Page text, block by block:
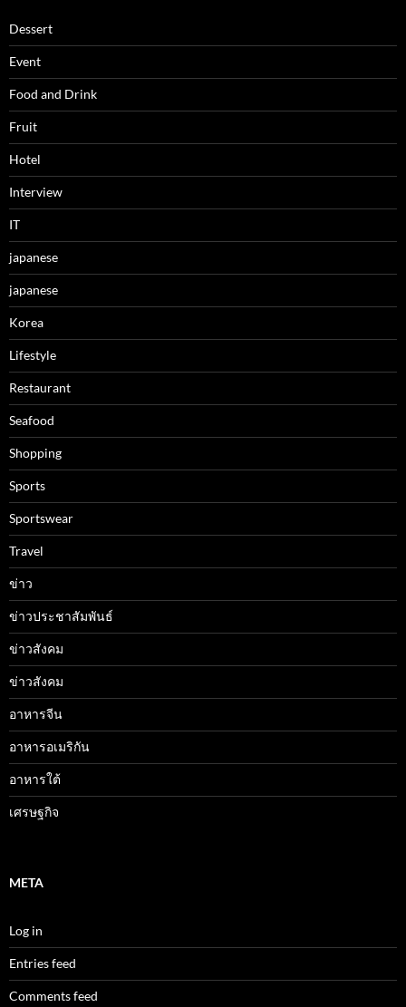
Dessert
Event
Food and Drink
Fruit
Hotel
Interview
IT
japanese
japanese
Korea
Lifestyle
Restaurant
Seafood
Shopping
Sports
Sportswear
Travel
ข่าว
ข่าวประชาสัมพันธ์
ข่าวสังคม
ข่าวสังคม
อาหารจีน
อาหารอเมริกัน
อาหารใต้
เศรษฐกิจ
META
Log in
Entries feed
Comments feed